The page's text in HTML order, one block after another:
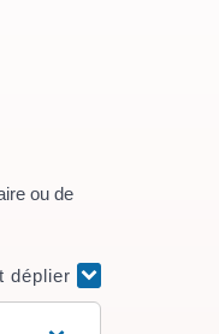
ou de
déplier